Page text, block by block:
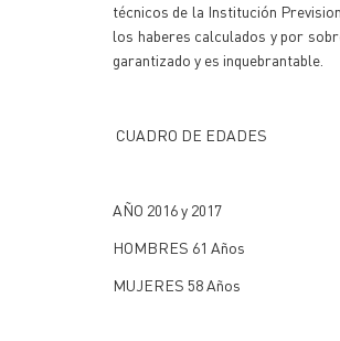
técnicos de la Institución
los haberes calculados y por
garantizado y es inquebrantable.
CUADRO DE EDADES
AÑO 2016 y 2017
HOMBRES 61 Años
MUJERES 58 Años